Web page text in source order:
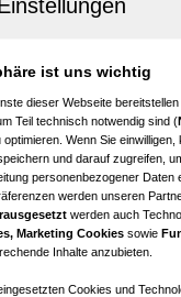
Graz
ist uns wichtig
dieser Webseite
Teil technisch notwendig sind (
optimieren. Wenn Sie
und darauf zugreifen,
personenbezogener
werden unseren
werden auch
Marketing Cookies sowie
Inhalte anzubieten.
Cookies und